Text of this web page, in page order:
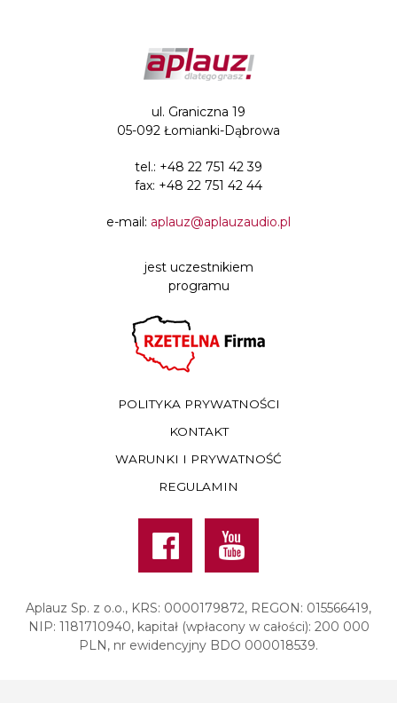
ul. Graniczna 19
05-092 Łomianki-Dąbrowa
tel.: +48 22 751 42 39
fax: +48 22 751 42 44
e-mail: aplauz@aplauzaudio.pl
jest uczestnikiem
programu
POLITYKA PRYWATNOŚCI
KONTAKT
WARUNKI I PRYWATNOŚĆ
REGULAMIN
Facebook
Aplauz Sp. z o.o., KRS: 0000179872, REGON: 015566419,
NIP: 1181710940, kapitał (wpłacony w całości): 200 000
PLN, nr ewidencyjny BDO 000018539.